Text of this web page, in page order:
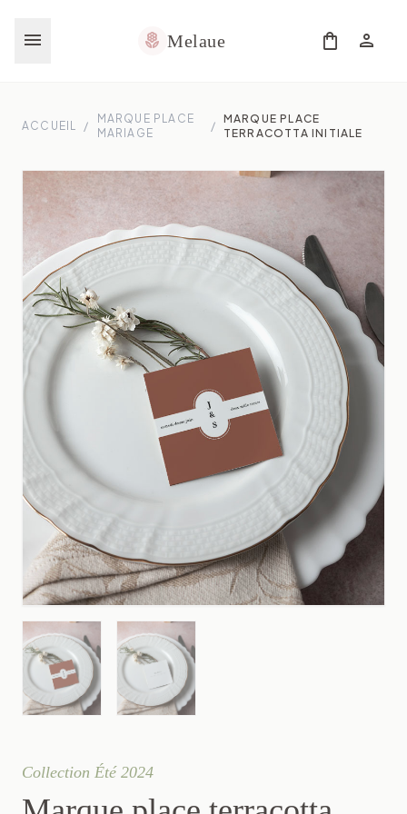
menu local_florist Melaue shopping_bag person
ACCUEIL /
MARQUE PLACE
MARIAGE
/
MARQUE PLACE
TERRACOTTA INITIALE
Collection Été 2024